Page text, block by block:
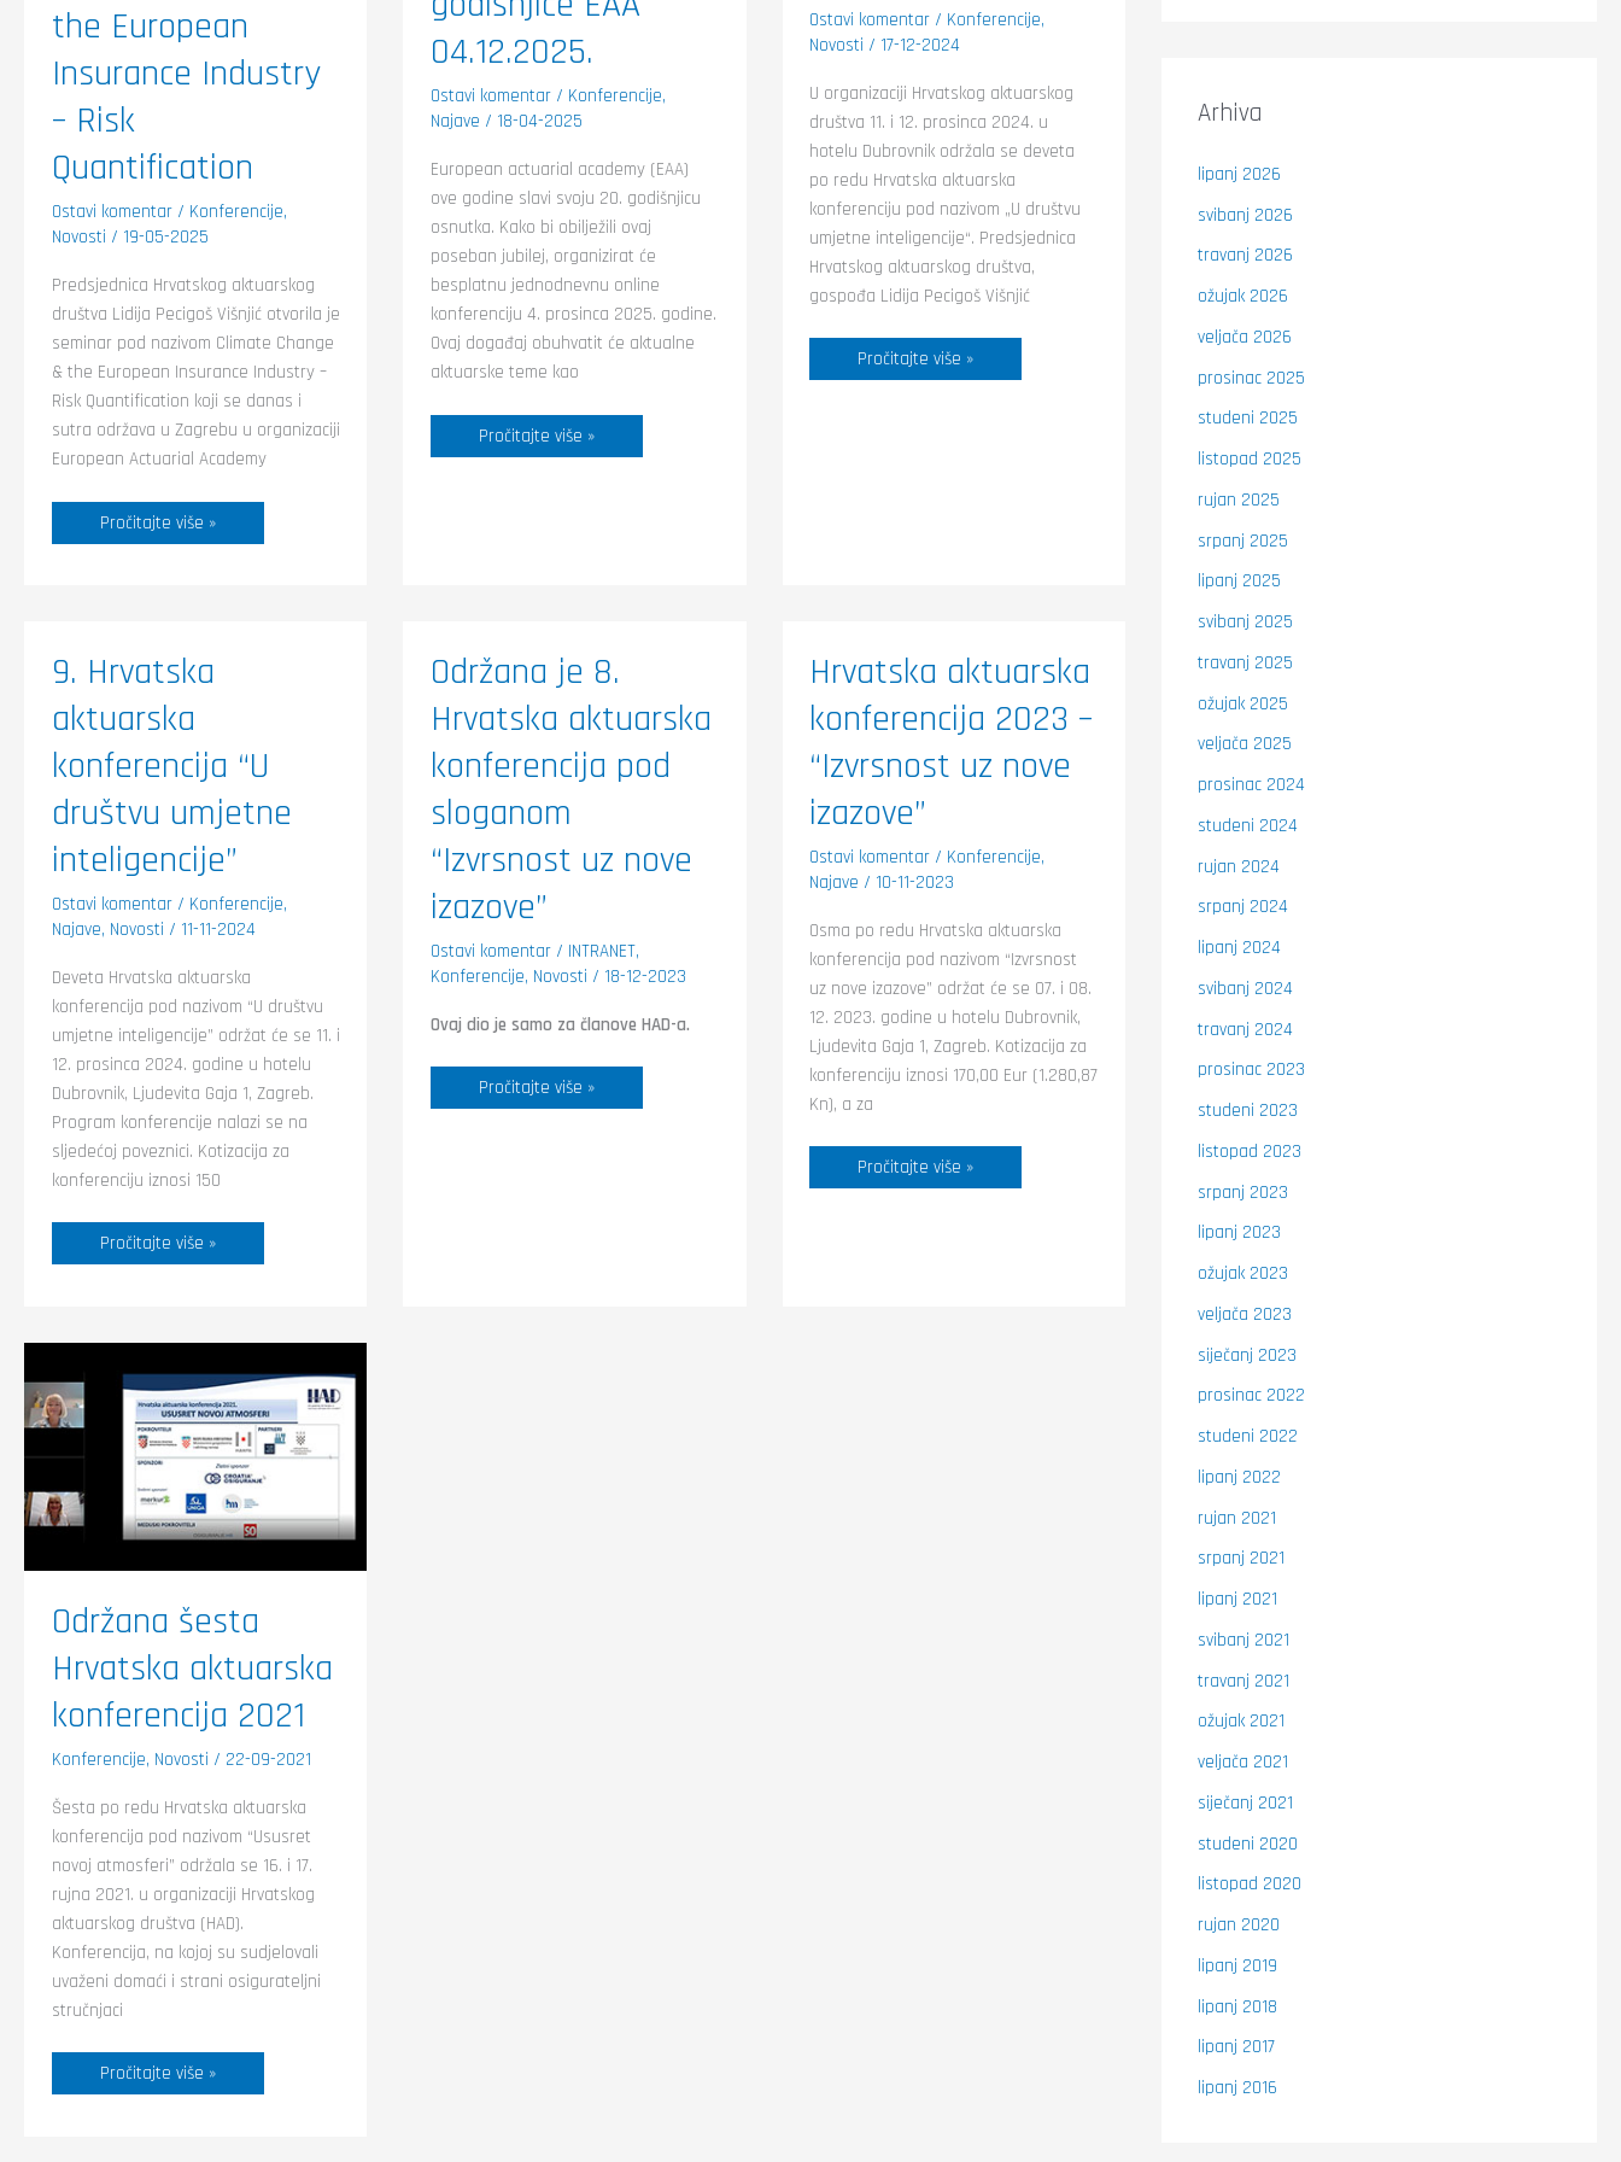
the European
Insurance Industry
– Risk
Quantification
Ostavi komentar / Konferencije,
Novosti / 19-05-2025
Predsjednica Hrvatskog aktuarskog
društva Lidija Pecigoš Višnjić otvorila je
seminar pod nazivom Climate Change
& the European Insurance Industry –
Risk Quantification koji se danas i
sutra održava u Zagrebu u organizaciji
European Actuarial Academy
Pročitajte više »
04.12.2025.
Ostavi komentar / Konferencije,
Najave / 18-04-2025
European actuarial academy (EAA)
ove godine slavi svoju 20. godišnjicu
osnutka. Kako bi obilježili ovaj
poseban jubilej, organizirat će
besplatnu jednodnevnu online
konferenciju 4. prosinca 2025. godine.
Ovaj događaj obuhvatit će aktualne
aktuarske teme kao
Pročitajte više »
Ostavi komentar / Konferencije,
Novosti / 17-12-2024
U organizaciji Hrvatskog aktuarskog
društva 11. i 12. prosinca 2024. u
hotelu Dubrovnik održala se deveta
po redu Hrvatska aktuarska
konferenciju pod nazivom „U društvu
umjetne inteligencije“. Predsjednica
Hrvatskog aktuarskog društva,
gospođa Lidija Pecigoš Višnjić
Pročitajte više »
9. Hrvatska
aktuarska
konferencija “U
društvu umjetne
inteligencije”
Ostavi komentar / Konferencije,
Najave, Novosti / 11-11-2024
Deveta Hrvatska aktuarska
konferencija pod nazivom “U društvu
umjetne inteligencije” održat će se 11. i
12. prosinca 2024. godine u hotelu
Dubrovnik, Ljudevita Gaja 1, Zagreb.
Program konferencije nalazi se na
sljedećoj poveznici. Kotizacija za
konferenciju iznosi 150
9.
Hrvatska
konferencija
“U
društvu
umjetne
inteligencije”
Pročitajte više »
Održana je 8.
Hrvatska aktuarska
konferencija pod
sloganom
“Izvrsnost uz nove
izazove”
Ostavi komentar / INTRANET,
Konferencije, Novosti / 18-12-2023
Ovaj dio je samo za članove HAD-a.
Održana
je
Hrvatska
aktuarska
konferencija
pod
sloganom
“Izvrsnost
uz
izazove”
Pročitajte više »
Hrvatska aktuarska
konferencija 2023 –
“Izvrsnost uz nove
izazove”
Ostavi komentar / Konferencije,
Najave / 10-11-2023
Osma po redu Hrvatska aktuarska
konferencija pod nazivom “Izvrsnost
uz nove izazove” održat će se 07. i 08.
12. 2023. godine u hotelu Dubrovnik,
Ljudevita Gaja 1, Zagreb. Kotizacija za
konferenciju iznosi 170,00 Eur (1.280,87
Kn), a za
Hrvatska
aktuarska
2023
–
uz
nove
izazove”
Pročitajte više »
Održana šesta
Hrvatska aktuarska
konferencija 2021
Konferencije, Novosti / 22-09-2021
Šesta po redu Hrvatska aktuarska
konferencija pod nazivom “Ususret
novoj atmosferi” održala se 16. i 17.
rujna 2021. u organizaciji Hrvatskog
aktuarskog društva (HAD).
Konferencija, na kojoj su sudjelovali
uvaženi domaći i strani osigurateljni
stručnjaci
Održana
šesta
Hrvatska
aktuarska
konferencija
Pročitajte više »
Arhiva
lipanj 2026
svibanj 2026
travanj 2026
ožujak 2026
veljača 2026
prosinac 2025
studeni 2025
listopad 2025
rujan 2025
srpanj 2025
lipanj 2025
svibanj 2025
travanj 2025
ožujak 2025
veljača 2025
prosinac 2024
studeni 2024
rujan 2024
srpanj 2024
lipanj 2024
svibanj 2024
travanj 2024
prosinac 2023
studeni 2023
listopad 2023
srpanj 2023
lipanj 2023
ožujak 2023
veljača 2023
siječanj 2023
prosinac 2022
studeni 2022
lipanj 2022
rujan 2021
srpanj 2021
lipanj 2021
svibanj 2021
travanj 2021
ožujak 2021
veljača 2021
siječanj 2021
studeni 2020
listopad 2020
rujan 2020
lipanj 2019
lipanj 2018
lipanj 2017
lipanj 2016